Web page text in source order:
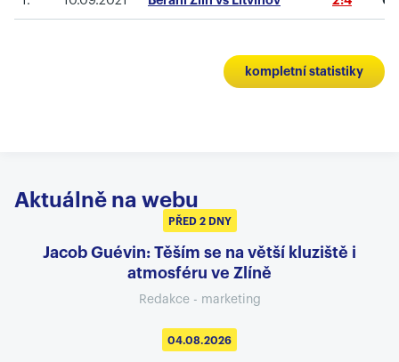
kompletní statistiky
Aktuálně na webu
PŘED 2 DNY
Jacob Guévin: Těším se na větší kluziště i
atmosféru ve Zlíně
Redakce - marketing
04.08.2026